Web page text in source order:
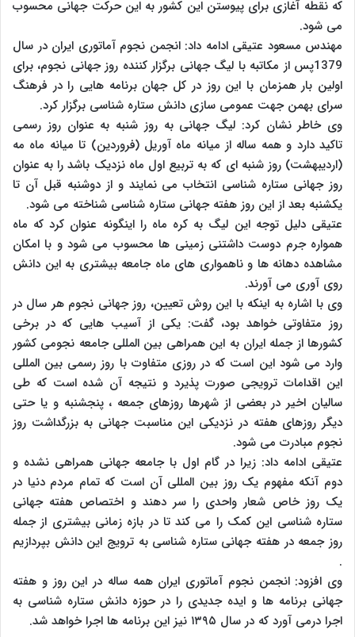
که نقطه آغازی برای پیوستن این کشور به این حرکت جهانی محسوب
می شود.
مهندس مسعود عتیقی ادامه داد: انجمن نجوم آماتوری ایران در سال
1379پس از مکاتبه با لیگ جهانی برگزار کننده روز جهانی نجوم، برای
اولین بار همزمان با این روز در کل جهان برنامه هایی را در فرهنگ
سرای بهمن جهت عمومی سازی دانش ستاره شناسی برگزار کرد.
وی خاطر نشان کرد: لیگ جهانی به روز شنبه به عنوان روز رسمی
تاکید دارد و همه ساله از میانه ماه آوریل (فروردین) تا میانه ماه مه
(اردیبهشت) روز شنبه ای که به تربیع اول ماه نزدیک باشد را به عنوان
روز جهانی ستاره شناسی انتخاب می نمایند و از دوشنبه قبل آن تا
یکشنبه بعد از این روز هفته جهانی ستاره شناسی شناخته می شود.
عتیقی دلیل توجه این لیگ به کره ماه را اینگونه عنوان کرد که ماه
همواره جرم دوست داشتنی زمینی ها محسوب می شود و با امکان
مشاهده دهانه ها و ناهمواری های ماه جامعه بیشتری به این دانش
روی آوری می آورند.
وی با اشاره به اینکه با این روش تعیین، روز جهانی نجوم هر سال در
روز متفاوتی خواهد بود، گفت: یکی از آسیب هایی که در برخی
کشورها از جمله ایران به این همراهی بین المللی جامعه نجومی کشور
وارد می شود این است که در روزی متفاوت با روز رسمی بین المللی
این اقدامات ترویجی صورت پذیرد و نتیجه آن شده است که طی
سالیان اخیر در بعضی از شهرها روزهای جمعه ، پنجشنبه و یا حتی
دیگر روزهای هفته در نزدیکی این مناسبت جهانی به بزرگداشت روز
نجوم مبادرت می شود.
عتیقی ادامه داد: زیرا در گام اول با جامعه جهانی همراهی نشده و
دوم آنکه مفهوم یک روز بین المللی آن است که تمام مردم دنیا در
یک روز خاص شعار واحدی را سر دهند و اختصاص هفته جهانی
ستاره شناسی این کمک را می کند تا در بازه زمانی بیشتری از جمله
روز جمعه در هفته جهانی ستاره شناسی به ترویج این دانش بپردازیم
.
وی افزود: انجمن نجوم آماتوری ایران همه ساله در این روز و هفته
جهانی برنامه ها و ایده جدیدی را در حوزه دانش ستاره شناسی به
اجرا درمی آورد که در سال ۱۳۹۵ نیز این برنامه ها اجرا خواهد شد.